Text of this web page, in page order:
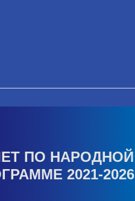
ПО НАРОДНОЙ
2021-2026